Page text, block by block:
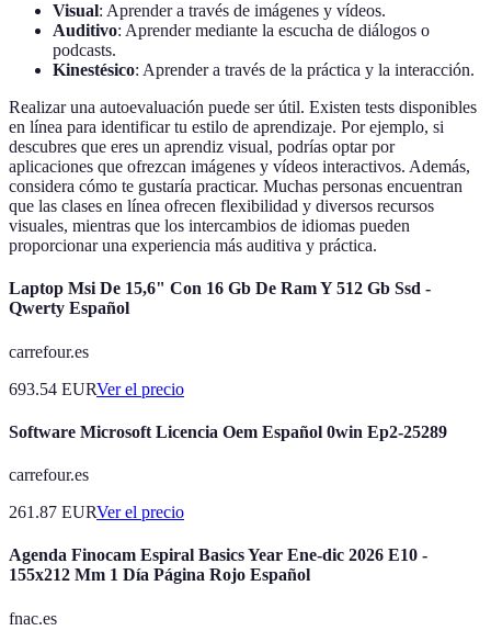
Visual: Aprender a través de imágenes y vídeos.
Auditivo: Aprender mediante la escucha de diálogos o
podcasts.
Kinestésico: Aprender a través de la práctica y la interacción.
Realizar una autoevaluación puede ser útil. Existen tests disponibles
en línea para identificar tu estilo de aprendizaje. Por ejemplo, si
descubres que eres un aprendiz visual, podrías optar por
aplicaciones que ofrezcan imágenes y vídeos interactivos. Además,
considera cómo te gustaría practicar. Muchas personas encuentran
que las clases en línea ofrecen flexibilidad y diversos recursos
visuales, mientras que los intercambios de idiomas pueden
proporcionar una experiencia más auditiva y práctica.
Laptop Msi De 15,6" Con 16 Gb De Ram Y 512 Gb Ssd -
Qwerty Español
carrefour.es
693.54 EURVer el precio
Software Microsoft Licencia Oem Español 0win Ep2-25289
carrefour.es
261.87 EURVer el precio
Agenda Finocam Espiral Basics Year Ene-dic 2026 E10 -
155x212 Mm 1 Día Página Rojo Español
fnac.es